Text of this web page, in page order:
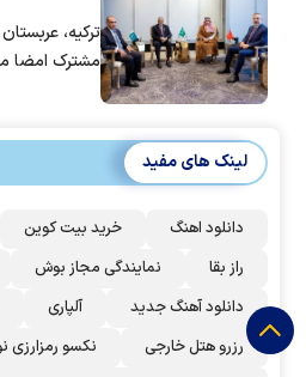
ترکیه،
مشترک امضا
لینک های مفید
دانلود اهنگ خرید بیت کوین
راز بقا
نمایندگی مجاز بوش
دانلود آهنگ جدید
آلپاری
رزرو هتل خارجی
نکسو رمزارزی